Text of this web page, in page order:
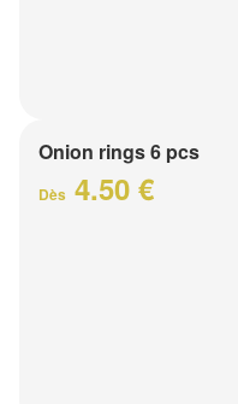
Onion rings 6 pcs
Dès 4.50 €